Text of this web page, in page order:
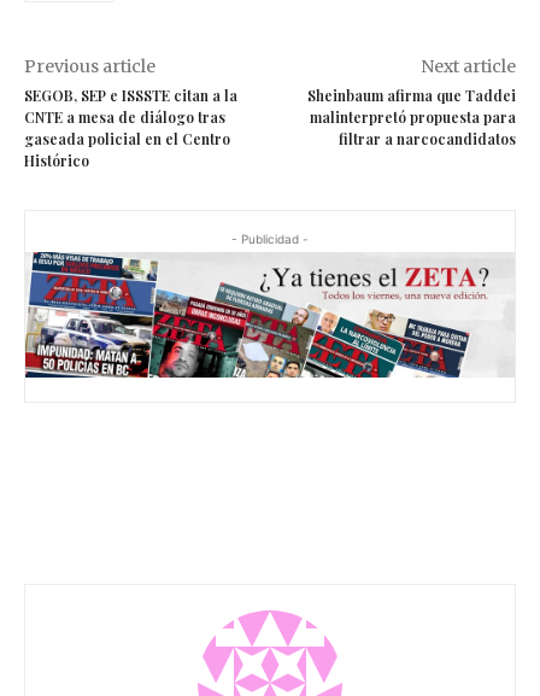
Previous article
SEGOB, SEP e ISSSTE citan a la
CNTE a mesa de diálogo tras
gaseada policial en el Centro
Histórico
Next article
Sheinbaum afirma que Taddei
malinterpretó propuesta para
filtrar a narcocandidatos
- Publicidad -